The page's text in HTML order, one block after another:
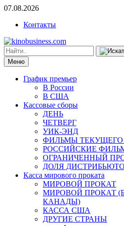
07.08.2026
Контакты
Меню
График премьер
В России
В США
Кассовые сборы
ДЕНЬ
ЧЕТВЕРГ
УИК-ЭНД
ФИЛЬМЫ ТЕКУЩЕГО
РОССИЙСКИЕ
ОГРАНИЧЕННЫЙ
ДОЛЯ
Касса мирового проката
МИРОВОЙ ПРОКАТ
МИРОВОЙ ПРОКАТ
КАНАДЫ)
КАССА США
ДРУГИЕ СТРАНЫ